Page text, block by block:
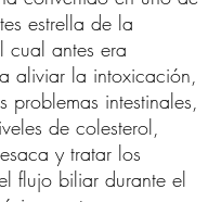
estrella de la
cual antes era
aliviar la intoxicación,
problemas intestinales,
de colesterol,
y tratar los
flujo biliar durante el